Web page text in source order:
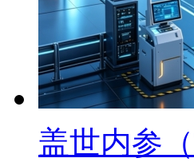
盖世内参